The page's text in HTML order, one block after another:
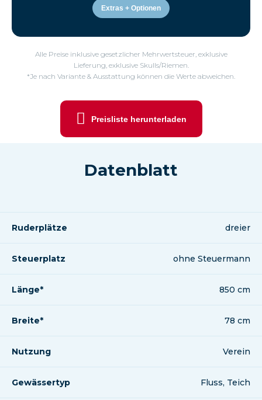
Extras + Optionen
Alle Preise inklusive gesetzlicher Mehrwertsteuer, exklusive
Lieferung, exklusive Skulls/Riemen.
*Je nach Variante & Ausstattung können die Werte abweichen.
Preisliste herunterladen
Datenblatt
Ruderplätze dreier
Steuerplatz ohne Steuermann
Länge* 850 cm
Breite* 78 cm
Nutzung Verein
Gewässertyp Fluss, Teich